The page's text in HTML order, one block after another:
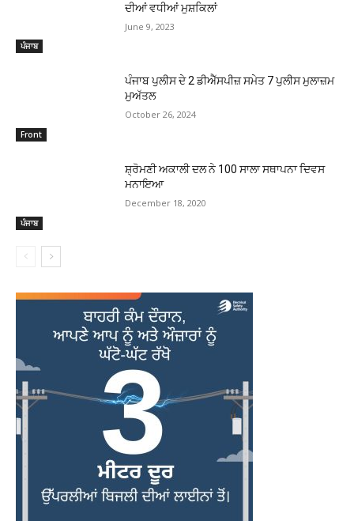
ਪੰਜਾਬ
ਦੀਆਂ ਵਧੀਆਂ ਮੁਸ਼ਕਿਲਾਂ
June 9, 2023
Front
ਪੰਜਾਬ ਪੁਲੀਸ ਦੇ 2 ਡੀਐੱਸਪੀਜ਼ ਸਮੇਤ 7 ਪੁਲੀਸ ਮੁਲਾਜ਼ਮ
ਮੁਅੱਤਲ
October 26, 2024
ਪੰਜਾਬ
ਸ਼੍ਰੋਮਣੀ ਅਕਾਲੀ ਦਲ ਨੇ 100 ਸਾਲਾ ਸਥਾਪਨਾ ਦਿਵਸ
ਮਨਾਇਆ
December 18, 2020